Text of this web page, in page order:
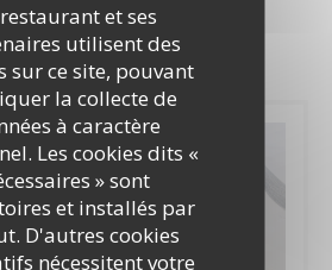
et ses
utilisent des
sur ce site, pouvant
la collecte de
à caractère
Les cookies dits «
» sont
et installés par
D'autres cookies
nécessitent votre